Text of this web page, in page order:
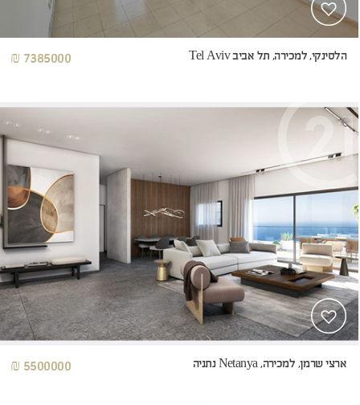
הלסינקי, למכירה, תל אביב Tel Aviv 7385000 ₪
ארצי שרמן, למכירה, Netanya נתניה 5500000 ₪